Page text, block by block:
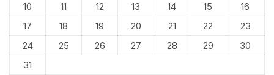
10
11 12 13 14 15
16
17
18 19 20 21 22
23
24
25 26 27 28 29
30
31